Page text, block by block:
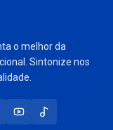
o melhor da
Sintonize nos